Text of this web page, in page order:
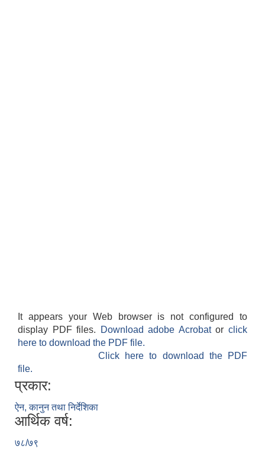
It appears your Web browser is not configured to
display PDF files.
Download adobe Acrobatorclick
here to download the PDF file.
Click here to download the PDF
file.
प्रकार:
ऐन, कानुन तथा निर्देशिका
आर्थिक वर्ष:
७८/७९